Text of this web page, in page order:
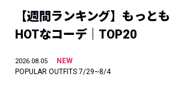
【週間ランキング】もっとも
HOTなコーデ｜TOP20
2026.08.05
NEW
POPULAR OUTFITS 7/29~8/4